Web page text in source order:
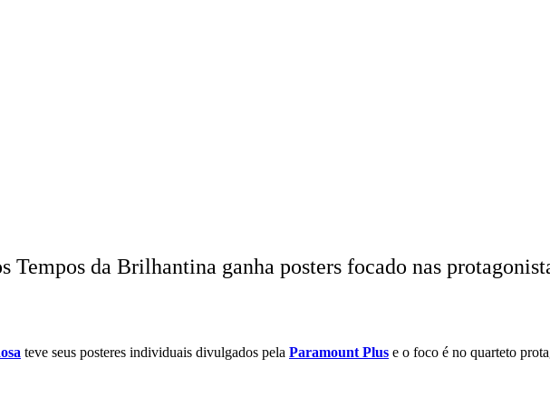
Tempos da Brilhantina ganha posters focado nas
teve seus posteres individuais divulgados pela Paramount Plus e o foco é no quarteto